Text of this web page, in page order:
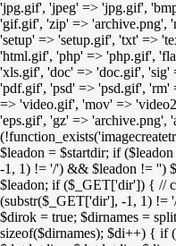
'jpg.gif', 'jpeg' => 'jpg.gif',
'gif.gif', 'zip' => 'archive.png',
'setup' => 'setup.gif', 'txt' =>
'html.gif', 'php' => 'php.gif',
'xls.gif', 'doc' => 'doc.gif',
'pdf.gif', 'psd' => 'psd.gif', 'rm'
=> 'video.gif', 'mov' =>
'eps.gif', 'gz' => 'archive.png',
$leadon = $startdir; if
-1, 1) != '/') && $leadon != '')
$leadon; if ($_GET['dir']) { //
(substr($_GET['dir'], -1, 1)
$dirok = true; $dirnames =
sizeof($dirnames); $di++) { if